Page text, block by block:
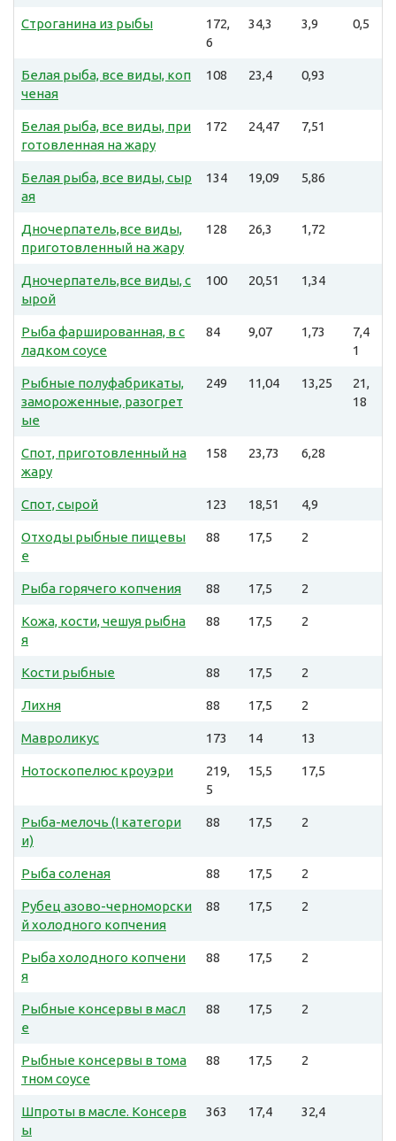
Строганина из рыбы
172,
6
34,3 3,9 0,5
Белая рыба, все виды, коп
ченая
108 23,4 0,93
Белая рыба, все виды, при
готовленная на жару
172 24,47 7,51
Белая рыба, все виды, сыр
ая
134 19,09 5,86
Дночерпатель,все виды,
приготовленный на жару
128 26,3 1,72
Дночерпатель,все виды, с
ырой
100 20,51 1,34
Рыба фаршированная, в с
ладком соусе
84 9,07 1,73
7,4
1
Рыбные полуфабрикаты,
замороженные, разогрет
ые
249 11,04 13,25
21,
18
Спот, приготовленный на
жару
158 23,73 6,28
Спот, сырой 123 18,51 4,9
Отходы рыбные пищевы
е
88 17,5 2
Рыба горячего копчения 88 17,5 2
Кожа, кости, чешуя рыбна
я
88 17,5 2
Кости рыбные 88 17,5 2
Лихня 88 17,5 2
Мавроликус 173 14 13
Нотоскопелюс кроуэри
219,
5
15,5 17,5
Рыба-мелочь (I категори
и)
88 17,5 2
Рыба соленая 88 17,5 2
Рубец азово-черноморски
й холодного копчения
88 17,5 2
Рыба холодного копчени
я
88 17,5 2
Рыбные консервы в масл
е
88 17,5 2
Рыбные консервы в тома
тном соусе
88 17,5 2
Шпроты в масле. Консерв
ы
363 17,4 32,4